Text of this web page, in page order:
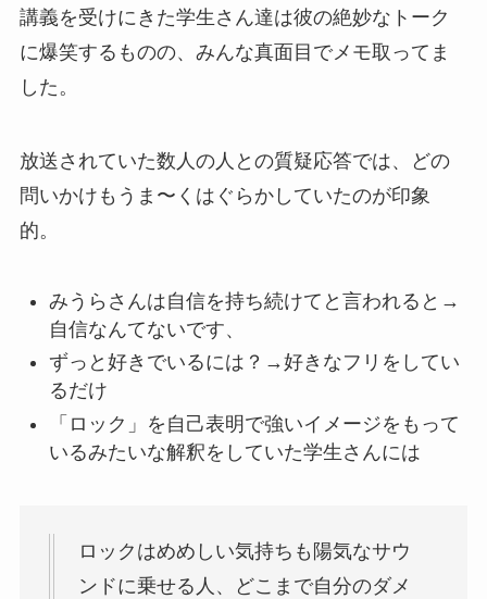
講義を受けにきた学生さん達は彼の絶妙なトーク
に爆笑するものの、みんな真面目でメモ取ってま
した。
放送されていた数人の人との質疑応答では、どの
問いかけもうま〜くはぐらかしていたのが印象
的。
みうらさんは自信を持ち続けてと言われると→
自信なんてないです、
ずっと好きでいるには？→好きなフリをしてい
るだけ
「ロック」を自己表明で強いイメージをもって
いるみたいな解釈をしていた学生さんには
ロックはめめしい気持ちも陽気なサウ
ンドに乗せる人、どこまで自分のダメ